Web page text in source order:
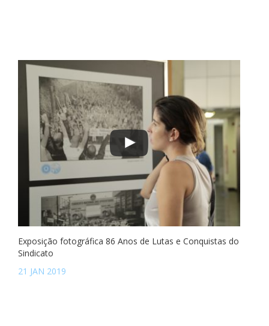
Exposição fotográfica 86 Anos de Lutas e Conquistas do
Sindicato
21 JAN 2019